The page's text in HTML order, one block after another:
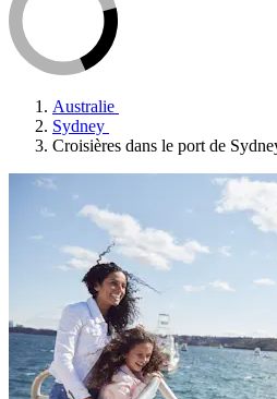
Australie
Sydney
Croisières dans le port de